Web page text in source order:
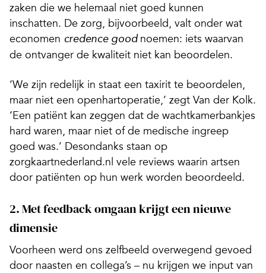
zaken die we helemaal niet goed kunnen
inschatten. De zorg, bijvoorbeeld, valt onder wat
economen credence goodnoemen: iets waarvan
de ontvanger de kwaliteit niet kan beoordelen.
‘We zijn redelijk in staat een taxirit te beoordelen,
maar niet een openhartoperatie,’ zegt Van der Kolk.
‘Een patiënt kan zeggen dat de wachtkamerbankjes
hard waren, maar niet of de medische ingreep
goed was.’ Desondanks staan op
zorgkaartnederland.nl vele reviews waarin artsen
door patiënten op hun werk worden beoordeeld.
2. Met feedback omgaan krijgt een nieuwe
dimensie
Voorheen werd ons zelfbeeld overwegend gevoed
door naasten en collega’s – nu krijgen we input van